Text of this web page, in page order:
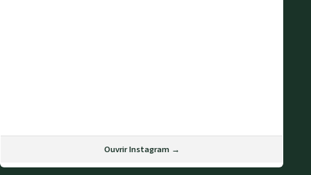
Ouvrir Instagram →